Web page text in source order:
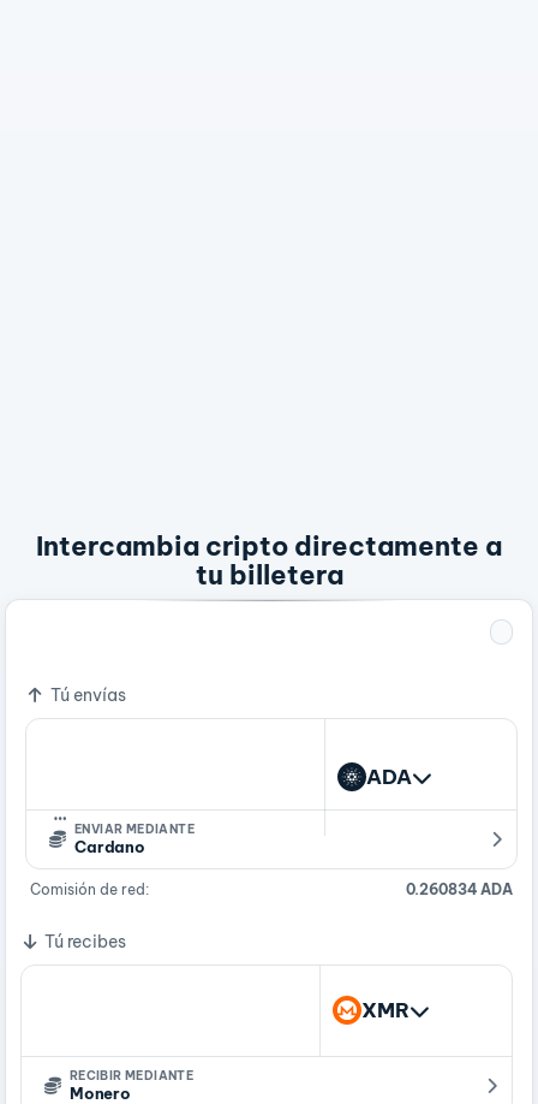
Intercambia cripto directamente a
tu billetera
Tú envías
…
ADA
ENVIAR MEDIANTE
Cardano
Comisión de red: 0.260834 ADA
Tú recibes
XMR
RECIBIR MEDIANTE
Monero